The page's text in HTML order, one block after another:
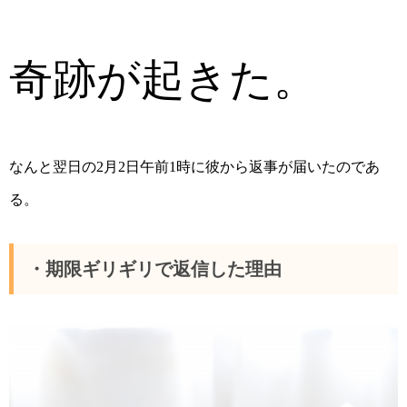
奇跡が起きた。
なんと翌日の2 月 2日午前1 時に彼から返事が届いたのであ
る。
・期限ギリギリで返信した理由